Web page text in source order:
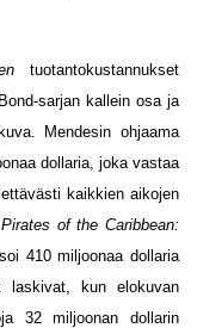
tuotantokustannukset
sarjan kallein osa ja
Mendesin ohjaama
dollaria, joka vastaa
kaikkien aikojen
Pirates of the Caribbean:
410 miljoonaa dollaria
laskivat, kun elokuvan
32 miljoonan dollarin